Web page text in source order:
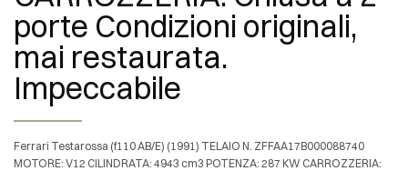
porte Condizioni originali,
mai restaurata.
Impeccabile
Ferrari Testarossa (f110 AB/E) (1991) TELAIO N. ZFFAA17B000088740
MOTORE: V12 CILINDRATA: 4943 cm3 POTENZA: 287 KW CARROZZERIA: